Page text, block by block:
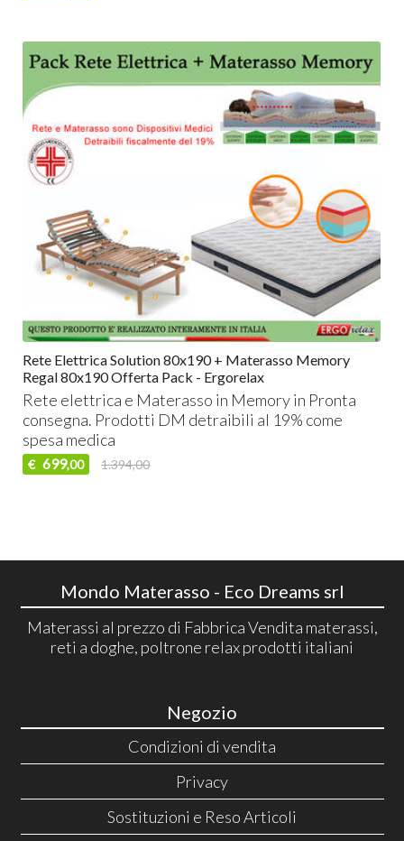
Rete Elettrica Solution 80x190 + Materasso Memory
Regal 80x190 Offerta Pack - Ergorelax
Rete elettrica e Materasso in Memory in Pronta
consegna. Prodotti DM detraibili al 19% come
spesa medica
€ 699,00 1.394,00
Mondo Materasso - Eco Dreams srl
Materassi al prezzo di Fabbrica Vendita materassi,
reti a doghe, poltrone relax prodotti italiani
Negozio
Condizioni di vendita
Privacy
Sostituzioni e Reso Articoli